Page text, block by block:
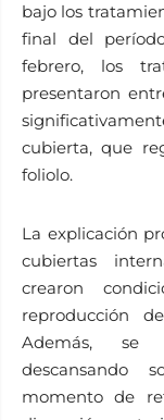
bajo los
final del
febrero, los
presentaron
cubierta, que
foliolo.
La explicación
cubiertas
crearon
reproducción
Además, se
descansando
momento de